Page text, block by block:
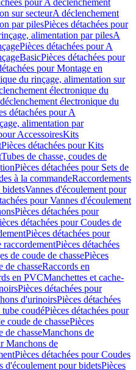
pour A déclenchement
sur secteurA déclenchement
par pilesPièces détachées pour
alimentation par pilesA
Pièces détachées pour A
BasicPièces détachées pour
pour Montage en
du rinçage, alimentation sur
électronique du
électronique du
détachées pour A
alimentation par
AccessoiresKits
Pièces détachées pour Kits
Tubes de chasse, coudes de
Pièces détachées pour Sets de
à la commandeRaccordements
Vannes d'écoulement pour
pour Vannes d'écoulement
Pièces détachées pour
détachées pour Coudes de
Pièces détachées pour
raccordementPièces détachées
de coude de chassePièces
de chasseRaccords en
en PVCManchettes et cache-
Pièces détachées pour
d'urinoirsPièces détachées
tube coudéPièces détachées pour
coude de chassePièces
de chasseManchons de
Manchons de
Pièces détachées pour Coudes
d'écoulement pour bidetsPièces